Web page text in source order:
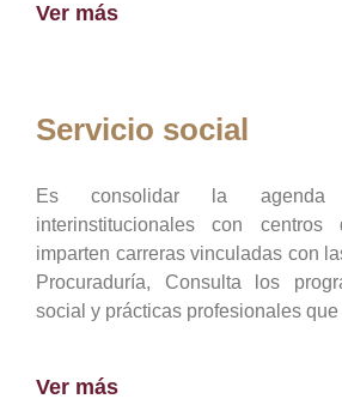
Ver más
Servicio social
Es consolidar la agenda
interinstitucionales con
imparten carreras vinculadas con
Procuraduría, Consulta los
social y prácticas profesionales que
Ver más